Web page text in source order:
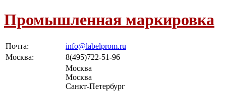
Промышленная маркировка
Почта:
info@labelprom.ru
Москва: 8(495)722-51-96
Москва
Москва
Санкт-Петербург